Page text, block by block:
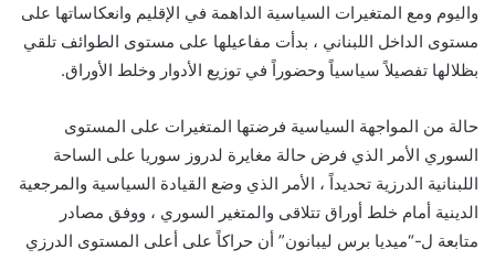
واليوم ومع المتغيرات السياسية الداهمة في الإقليم وانعكاساتها على
مستوى الداخل اللبناني ، بدأت مفاعيلها على مستوى الطوائف تلقي
بظلالها تفصيلاً سياسياً وحضوراً في توزيع الأدوار وخلط الأوراق.
حالة من المواجهة السياسية فرضتها المتغيرات على المستوى
السوري الأمر الذي فرض حالة مغايرة لدروز سوريا على الساحة
اللبنانية الدرزية تحديداً ، الأمر الذي وضع القيادة السياسية والمرجعية
الدينية أمام خلط أوراق تتلاقى والمتغير السوري ، ووفق مصادر
متابعة ل-“ميديا برس ليبانون” أن حراكاً على أعلى المستوى الدرزي